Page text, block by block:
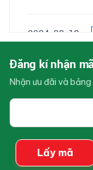
2024-08-13
Dịch vụ
giá rẻ
Dịch vụ
Đăng kí nhận
Nhận ưu đãi và
Email
bạn
Lấy mã